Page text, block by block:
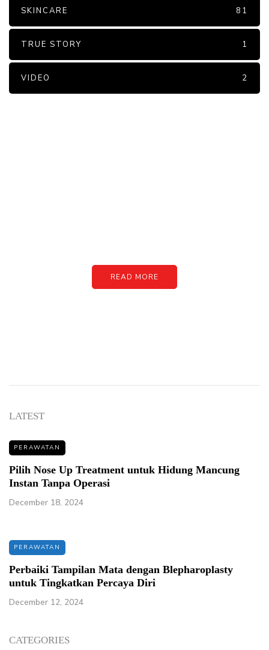
SKINCARE 81
TRUE STORY 1
VIDEO 2
READ MORE
LATEST
PERAWATAN
Pilih Nose Up Treatment untuk Hidung Mancung
Instan Tanpa Operasi
December 18, 2024
PERAWATAN
Perbaiki Tampilan Mata dengan Blepharoplasty
untuk Tingkatkan Percaya Diri
December 12, 2024
CATEGORIES